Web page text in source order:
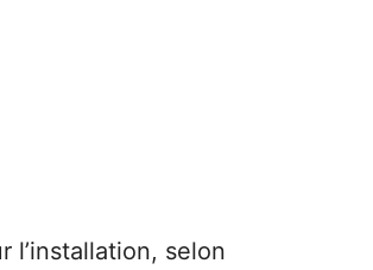
l’installation, selon